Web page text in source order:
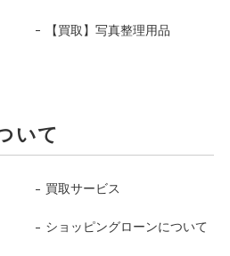
【買取】写真整理用品
いて
買取サービス
ショッピングローンについて